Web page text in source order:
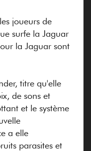
joueurs de
surfe la Jaguar
la Jaguar sont
titre qu'elle
de sons et
et le système
a elle
parasites et